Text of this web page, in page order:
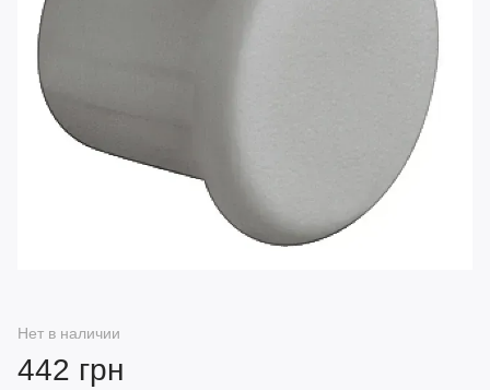
Нет в наличии
442 грн